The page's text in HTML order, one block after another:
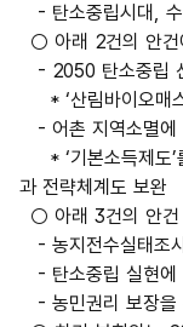
- 탄소중립시대, 수
○ 아래 2건의 안건
- 2050 탄소중립
* ‘산림바이오매스
- 어촌 지역소멸에
* ‘기본소득제도’
과 전략체계도 보완
○ 아래 3건의 안건
- 농지전수실태조
- 탄소중립 실현에
- 농민권리 보장을